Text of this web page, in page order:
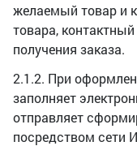
желаемый товар и
товара,
получения заказа.
2.1.2. При
заполняет
отправляет
посредством сети